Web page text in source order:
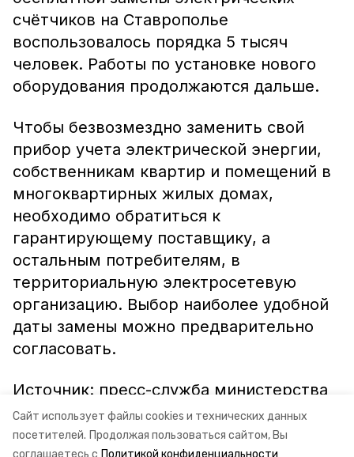
Сайт использует файлы cookies и технических данных
посетителей. Продолжая пользоваться сайтом, Вы
соглашаетесь с Политикой конфиденциальности
счётчиков на Ставрополье
воспользовалось порядка 5 тысяч
человек. Работы по установке нового
оборудования продолжаются дальше.
Чтобы безвозмездно заменить свой
прибор учета электрической энергии,
собственникам квартир и помещений в
многоквартирных жилых домах,
необходимо обратиться к
гарантирующему поставщику, а
остальным потребителям, в
территориальную электросетевую
организацию. Выбор наиболее удобной
даты замены можно предварительно
согласовать.
Источник: пресс-служба министерства
энергетики, промышленности и связи
Ставропольского края